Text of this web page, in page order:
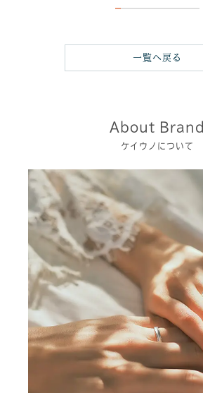
一覧へ戻る
About Brand
ケイウノについて